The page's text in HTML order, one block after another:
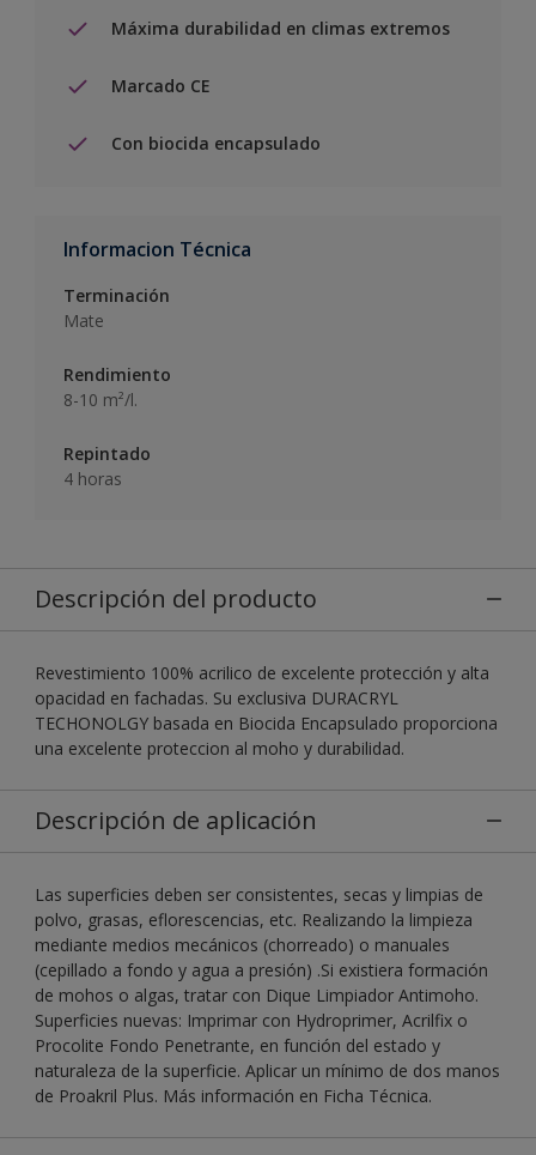
Máxima durabilidad en climas extremos
Marcado CE
Con biocida encapsulado
Informacion Técnica
Terminación
Mate
Rendimiento
8-10 m²/l.
Repintado
4 horas
Descripción del producto
Revestimiento 100% acrilico de excelente protección y alta
opacidad en fachadas. Su exclusiva DURACRYL
TECHONOLGY basada en Biocida Encapsulado proporciona
una excelente proteccion al moho y durabilidad.
Descripción de aplicación
Las superficies deben ser consistentes, secas y limpias de
polvo, grasas, eflorescencias, etc. Realizando la limpieza
mediante medios mecánicos (chorreado) o manuales
(cepillado a fondo y agua a presión) .Si existiera formación
de mohos o algas, tratar con Dique Limpiador Antimoho.
Superficies nuevas: Imprimar con Hydroprimer, Acrilfix o
Procolite Fondo Penetrante, en función del estado y
naturaleza de la superficie. Aplicar un mínimo de dos manos
de Proakril Plus. Más información en Ficha Técnica.